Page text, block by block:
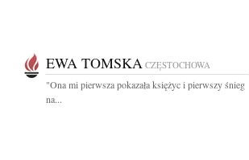
EWA TOMSKA CZĘSTOCHOWA
"Ona mi pierw­sza po­ka­za­ła księ­życ i pierw­szy śnieg
na...